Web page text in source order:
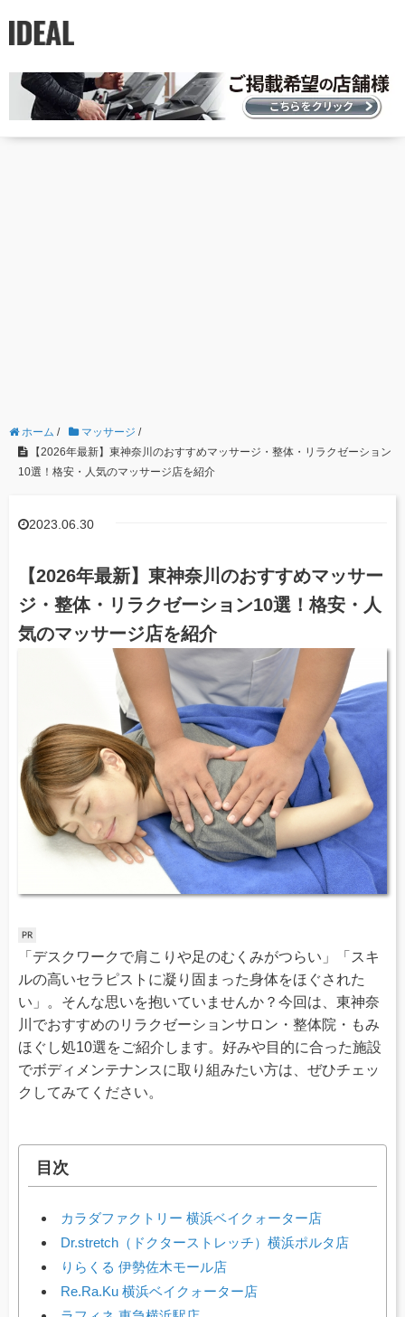
ホーム / マッサージ /
【2026年最新】東神奈川のおすすめマッサージ・整体・リラクゼーション
10選！格安・人気のマッサージ店を紹介
2023.06.30
【2026年最新】東神奈川のおすすめマッサー
ジ・整体・リラクゼーション10選！格安・人
気のマッサージ店を紹介
「デスクワークで肩こりや足のむくみがつらい」「スキ
ルの高いセラピストに凝り固まった身体をほぐされた
い」。そんな思いを抱いていませんか？今回は、東神奈
川でおすすめのリラクゼーションサロン・整体院・もみ
ほぐし処10選をご紹介します。好みや目的に合った施設
でボディメンテナンスに取り組みたい方は、ぜひチェッ
クしてみてください。
目次
カラダファクトリー 横浜ベイクォーター店
Dr.stretch（ドクターストレッチ）横浜ポルタ店
りらくる 伊勢佐木モール店
Re.Ra.Ku 横浜ベイクォーター店